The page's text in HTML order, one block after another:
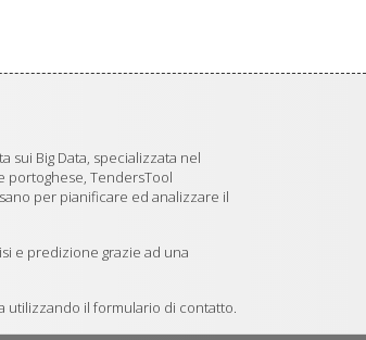
sui Big Data, specializzata nel
portoghese, TendersTool
per pianificare ed analizzare il
e predizione grazie ad una
utilizzando il formulario di contatto.